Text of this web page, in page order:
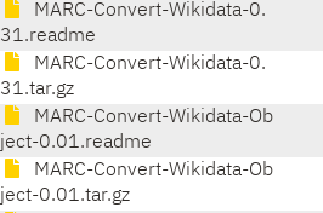
MARC-Convert-Wikidata-0.
31.readme
MARC-Convert-Wikidata-0.
31.tar.gz
MARC-Convert-Wikidata-Ob
ject-0.01.readme
MARC-Convert-Wikidata-Ob
ject-0.01.tar.gz